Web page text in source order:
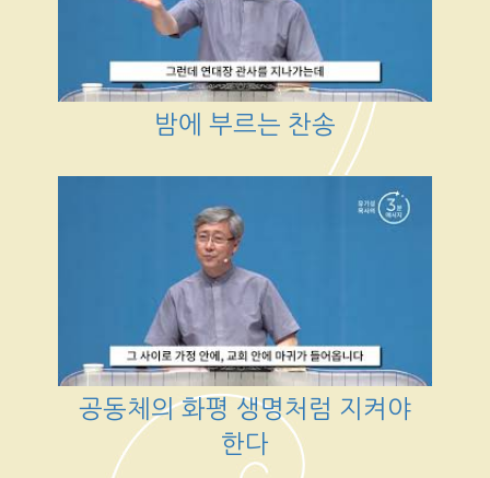
밤에 부르는 찬송
공동체의 화평 생명처럼 지켜야
한다